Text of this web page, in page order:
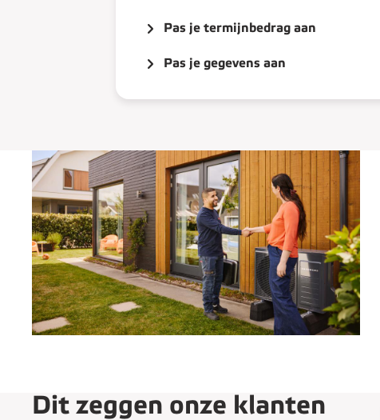
Pas je termijnbedrag aan
Pas je gegevens aan
Dit zeggen onze klanten